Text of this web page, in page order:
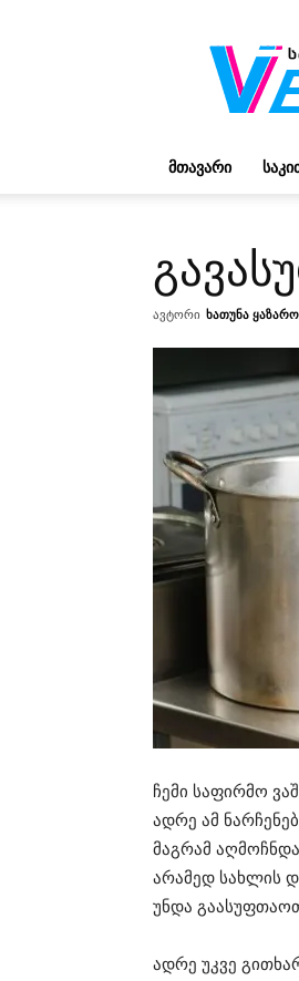
ᲛᲗᲐᲕᲐᲠᲘ
ავტორი ხათუნა
ჩემი საფირმო
ადრე ამ
მაგრამ
არამედ სახლის
უნდა
ადრე უკვე